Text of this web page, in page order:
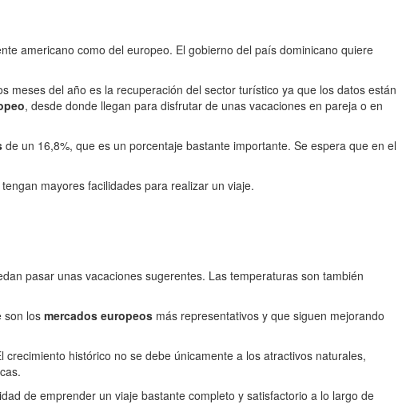
americano como del europeo. El gobierno del país dominicano quiere
meses del año es la recuperación del sector turístico ya que los datos están
, desde donde llegan para disfrutar de unas vacaciones en pareja o en
de un 16,8%, que es un porcentaje bastante importante. Se espera que en el
mayores facilidades para realizar un viaje.
pasar unas vacaciones sugerentes. Las temperaturas son también
son los mercados europeos más representativos y que siguen mejorando
histórico no se debe únicamente a los atractivos naturales,
de emprender un viaje bastante completo y satisfactorio a lo largo de